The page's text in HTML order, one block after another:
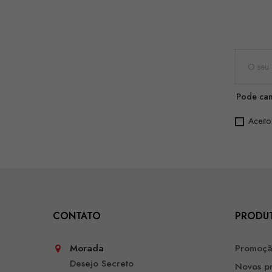
Pode
CONTATO
Morada
Desejo Secreto
Novos